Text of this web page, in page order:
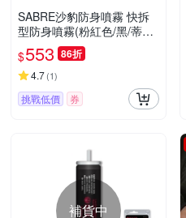
SABRE沙豹防身噴霧 快拆
型防身噴霧(粉紅色/黑/蒂芬
妮藍)
$553 86折
4.7(1)
挑戰低價 券
補貨中